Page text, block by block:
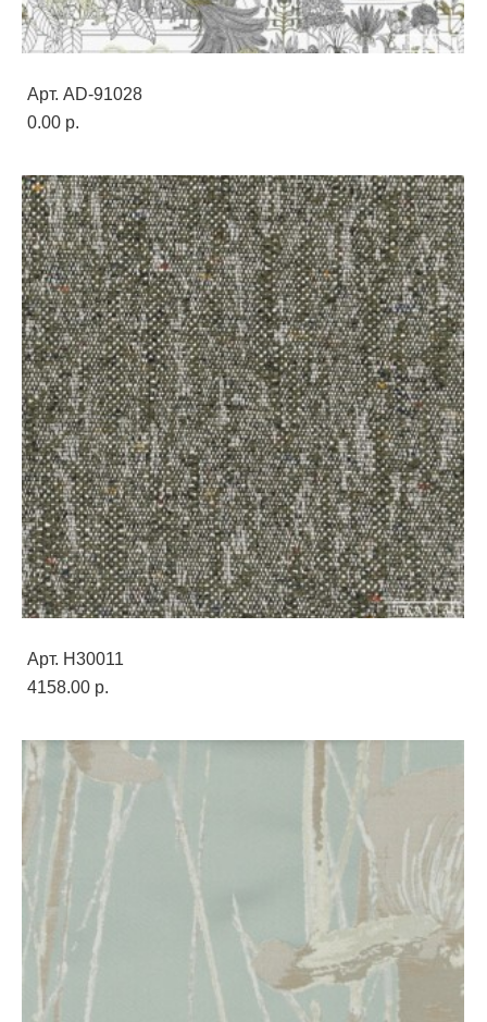
Арт. AD-91028
0.00 p.
Арт. H30011
4158.00 p.